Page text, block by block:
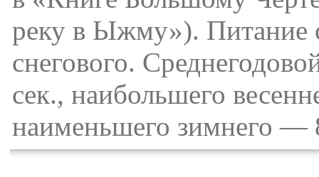
реку в Ыжму»). Питание
снегового.
сек., наибольшего
наименьшего зимнего —